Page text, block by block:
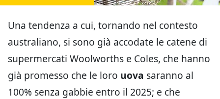
Una tendenza a cui, tornando nel contesto
australiano, si sono già accodate le catene di
supermercati Woolworths e Coles, che hanno
già promesso che le loro uova saranno al
100% senza gabbie entro il 2025; e che